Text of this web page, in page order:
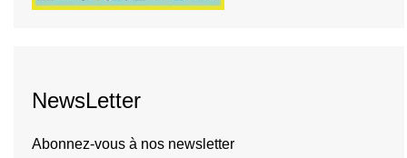
NewsLetter
Abonnez-vous à nos newsletter